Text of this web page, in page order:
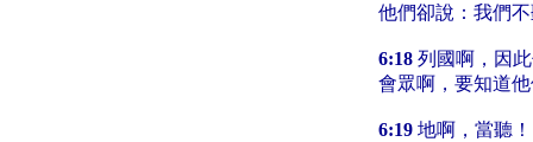
他們卻說：我們
6:18 列國啊，因
會眾啊，要知道
6:19 地啊，當聽！